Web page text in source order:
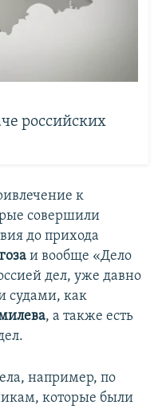
российских
к
совершили
до прихода
и вообще «Дело
дел, уже давно
судами, как
, а также есть
например, по
которые были